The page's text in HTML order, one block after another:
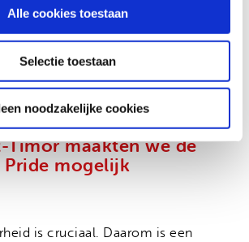
Alle cookies toestaan
Selectie toestaan
noodzakelijke cookies
Timor maakten we de
Pride mogelijk
is cruciaal. Daarom is een